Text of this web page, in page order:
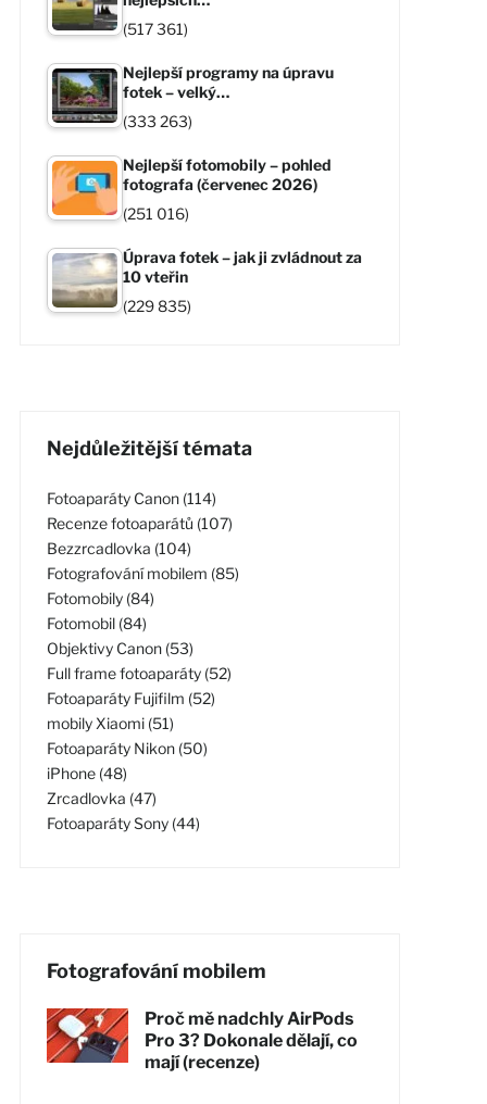
(517 361)
Nejlepší programy na úpravu
fotek – velký…
(333 263)
Nejlepší fotomobily – pohled
fotografa (červenec 2026)
(251 016)
Úprava fotek – jak ji zvládnout za
10 vteřin
(229 835)
Nejdůležitější témata
Fotoaparáty Canon (114)
Recenze fotoaparátů (107)
Bezzrcadlovka (104)
Fotografování mobilem (85)
Fotomobily (84)
Fotomobil (84)
Objektivy Canon (53)
Full frame fotoaparáty (52)
Fotoaparáty Fujifilm (52)
mobily Xiaomi (51)
Fotoaparáty Nikon (50)
iPhone (48)
Zrcadlovka (47)
Fotoaparáty Sony (44)
Fotografování mobilem
Proč mě nadchly AirPods
Pro 3? Dokonale dělají, co
mají (recenze)